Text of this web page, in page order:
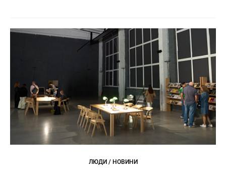
ЛЮДИ / НОВИНИ